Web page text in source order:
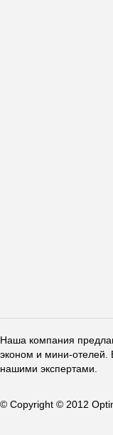
Наша компания
эконом и мини-отелей.
нашими экспертами.
© Copyright © 2012